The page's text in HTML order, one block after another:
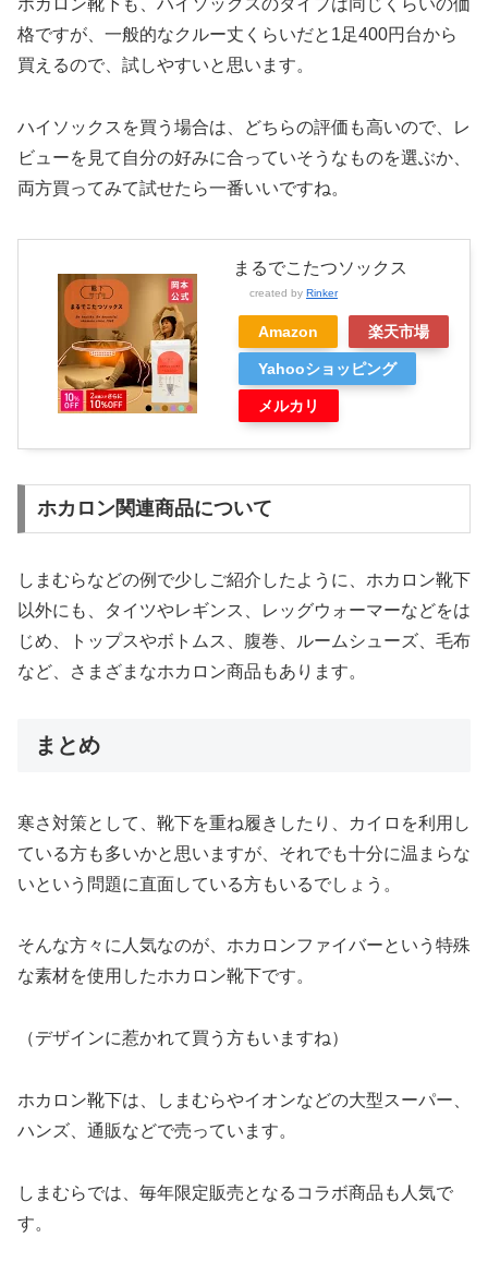
格ですが、一般的なクルー丈くらいだと 1足400円台から
買えるので、試しやすいと思います。
ハイソックスを買う場合は、どちらの評価も高いので、レ
ビューを見て自分の好みに合っていそうなものを選ぶか、
両方買ってみて試せたら一番いいですね。
まるでこたつソックス
created by Rinker
Amazon 楽天市場
Yahooショッピング
メルカリ
ホカロン関連商品について
しまむらなどの例で少しご紹介したように、ホカロン靴下
以外にも、タイツやレギンス、レッグウォーマーなどをは
じめ、トップスやボトムス、腹巻、ルームシューズ、毛布
など、さまざまなホカロン商品もあります。
まとめ
寒さ対策として、靴下を重ね履きしたり、カイロを利用し
ている方も多いかと思いますが、それでも十分に温まらな
いという問題に直面している方もいるでしょう。
そんな方々に人気なのが、ホカロンファイバーという特殊
な素材を使用したホカロン靴下です。
（デザインに惹かれて買う方もいますね）
ホカロン靴下は、しまむらやイオンなどの大型スーパー、
ハンズ、通販などで売っています。
しまむらでは、毎年限定販売となるコラボ商品も人気で
す。